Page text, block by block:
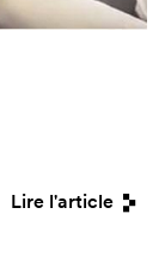
Lire l'article